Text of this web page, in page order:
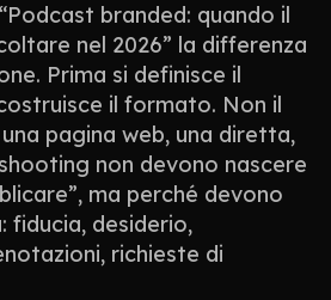
branded: quando il
nel 2026” la differenza
Prima si definisce il
il formato. Non il
pagina web, una diretta,
non devono nascere
ma perché devono
fiducia, desiderio,
richieste di